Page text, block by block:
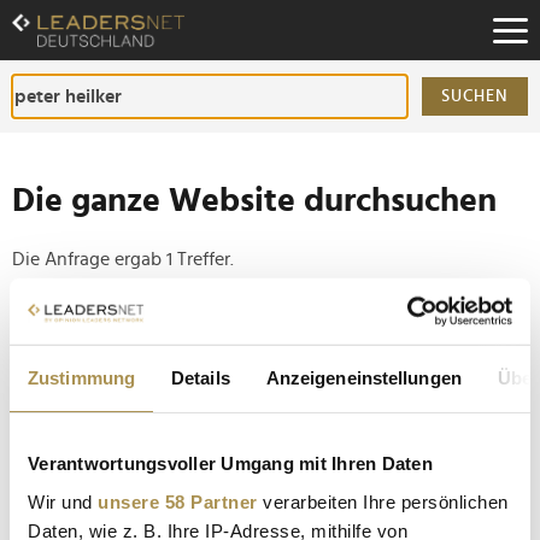
Zustimmung Details Anzeigeneinstellungen
Verantwortungsvoller Umgang mit Ihren Daten
Wir und unsere 58 Partner verarbeiten Ihre persönlichen
Daten, wie z. B. Ihre IP-Adresse, mithilfe von
Zum
Inhalt
Zur
Fußzeilen-
Navigation
SUCHEN
Die ganze Website durchsuchen
Die Anfrage ergab 1 Treffer.
Tipp
Seiten suchen, die genau diese Wortgruppe enthalten:
Alle Gewinner der International Opera Awards